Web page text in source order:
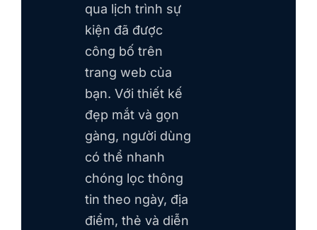
qua lịch trình sự
kiện đã được
công bố trên
trang web của
bạn. Với thiết kế
đẹp mắt và gọn
gàng, người dùng
có thể nhanh
chóng lọc thông
tin theo ngày, địa
điểm, thẻ và diễn